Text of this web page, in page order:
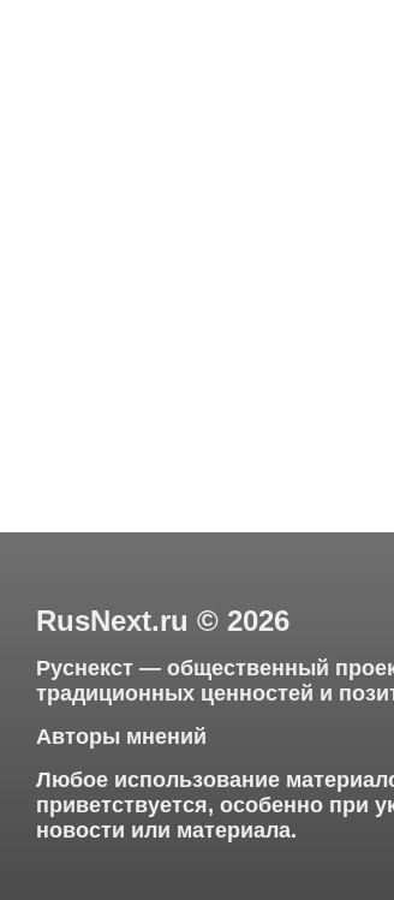
RusNext.ru © 2026
Руснекст — общественный
традиционных ценностей и
Авторы мнений
Любое использование
приветствуется, особенно при
новости или материала.